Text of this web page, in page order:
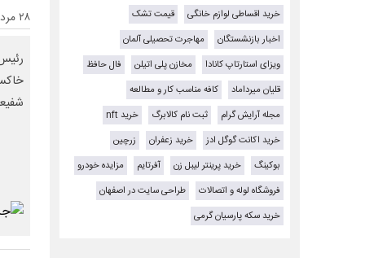
۲۸ مرداد ۱۴۰۲ - ۱۶:۳۶ خرید اقساطی لوازم خانگی
قیمت تشک
اخبار بازنشستگان
مهاجرت تحصیلی آلمان
ویزای استارتاپ کانادا
مخازن پلی اتیلن
فال حافظ
قلیان میرداماد
کافه مناسب کار و مطالعه
مجله آرایش گرام
ثبت نام کالابرگ
خرید nft
خرید اکانت گوگل ادز
خرید زعفران
زرچین
بوکینگ
خرید پرینتر لیبل زن آفرتایم
مزایده خودرو
فروشگاه لوله و اتصالات
طراحی سایت در اصفهان
خرید سکه پارسیان گرمی